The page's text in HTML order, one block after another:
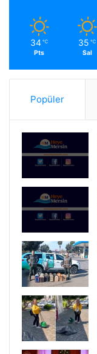
34 ℃
Pts
35 ℃
Sal
Popüler